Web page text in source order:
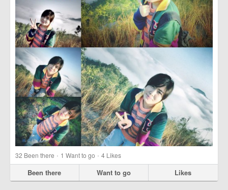
32 Been there · 1 Want to go · 4 Likes
Been there Want to go Likes